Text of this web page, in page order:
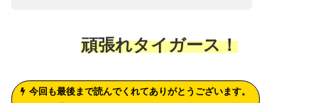
頑張れタイガース！
今回も最後まで読んでくれてありがとうございます。